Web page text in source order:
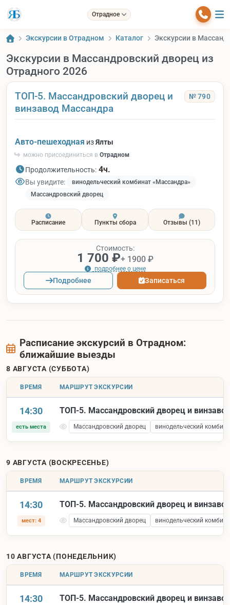
Отрадное
Экскурсии в Отрадном Каталог Экскурсии в
Экскурсии в Массандровский дворец из
Отрадного 2026
ТОП-5. Массандровский дворец и
винзавод Массандра
№ 790
Авто-пешеходная изЯлты
можно присоединиться в Отрадном
Продолжительность: 4ч.
Вы увидите:
винодельческий комбинат «Массандра»
Массандровский дворец
Расписание Пункты сбора Отзывы (11)
Стоимость:
1 700 ₽+ 1900 ₽
подробнее о цене
Подробнее Записаться
Расписание экскурсий в Отрадном:
ближайшие выезды
8 АВГУСТА (СУББОТА)
ВРЕМЯ МАРШРУТ ЭКСКУРСИИ
14:30
есть места
ТОП-5. Массандровский дворец и
Массандровский дворец винодельческий
9 АВГУСТА (ВОСКРЕСЕНЬЕ)
ВРЕМЯ МАРШРУТ ЭКСКУРСИИ
14:30
мест: 4
ТОП-5. Массандровский дворец и
Массандровский дворец винодельческий
10 АВГУСТА (ПОНЕДЕЛЬНИК)
ВРЕМЯ МАРШРУТ ЭКСКУРСИИ
14:30 ТОП-5. Массандровский дворец и